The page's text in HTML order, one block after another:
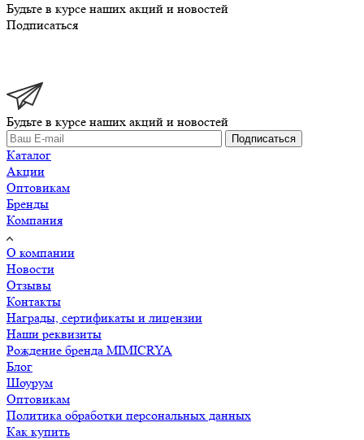
Будьте в курсе наших акций и новостей
Подписаться
Будьте в курсе наших акций и новостей
Подписаться
Каталог
Акции
Оптовикам
Бренды
Компания
О компании
Новости
Отзывы
Контакты
Награды, сертификаты и лицензии
Наши реквизиты
Рождение бренда MIMICRYA
Блог
Шоурум
Оптовикам
Политика обработки персональных данных
Как купить